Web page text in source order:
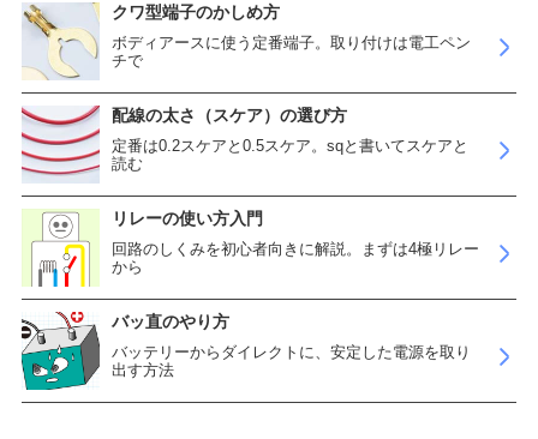
クワ型端子のかしめ方
ボディアースに使う定番端子。取り付けは電工ペン
チで
配線の太さ（スケア）の選び方
定番は0.2スケアと0.5スケア。sqと書いてスケアと
読む
リレーの使い方入門
回路のしくみを初心者向きに解説。まずは4極リレー
から
バッ直のやり方
バッテリーからダイレクトに、安定した電源を取り
出す方法